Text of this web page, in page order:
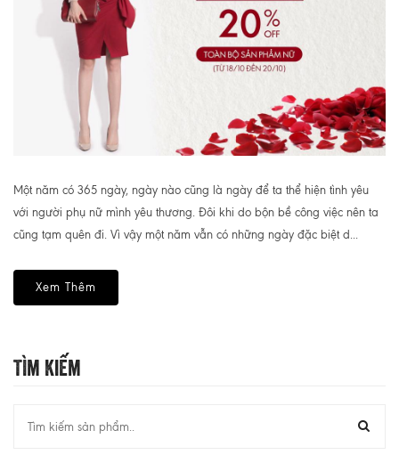
Một năm có 365 ngày, ngày nào cũng là ngày để ta thể hiện tình yêu
với người phụ nữ mình yêu thương. Đôi khi do bộn bề công việc nên ta
cũng tạm quên đi. Vì vậy một năm vẫn có những ngày đặc biệt d...
Xem Thêm
Tìm Kiếm